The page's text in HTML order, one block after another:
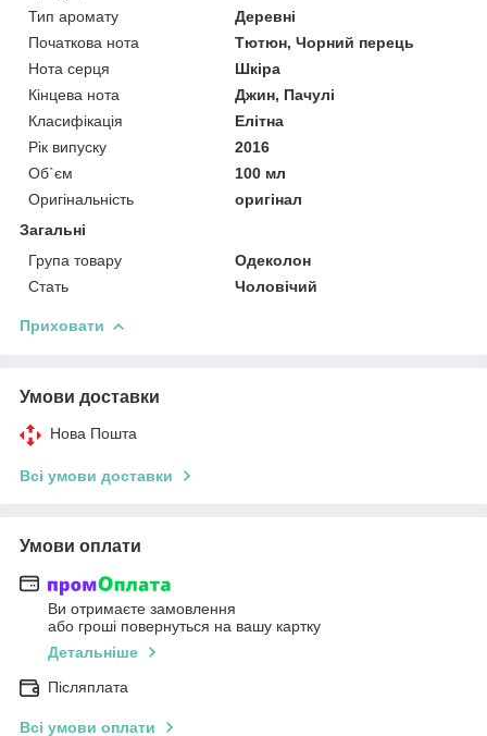
Тип аромату
Деревні
Початкова нота
Тютюн, Чорний перець
Нота серця
Шкіра
Кінцева нота
Джин, Пачулі
Класифікація
Елітна
Рік випуску
2016
Об`єм
100 мл
Оригінальність
оригінал
Загальні
Група товару
Одеколон
Стать
Чоловічий
Приховати
Умови доставки
Нова Пошта
Всі умови доставки
Умови оплати
Ви отримаєте замовлення
або гроші повернуться на вашу картку
Детальніше
Післяплата
Всі умови оплати